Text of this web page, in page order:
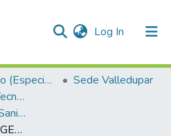
Log In (current)
Trabajos de Grado (Especializaciones y Pregrados)
Sede Valledupar
Facultad Ingenierías y Tecnologías
Ingeniería Ambiental y Sanitaria.
DISEÑO DE UN BIODIGESTOR DE FLUJO DISCONTINUO A ESCALA DE LABORATORIO PARA EL TRATAMIENTO DE AGUAS RESIDUALES Y RESIDUOS SÓLIDOS EN EL MEGACOLEGIO RICARDO GONZALEZ DE VALLEDUPAR.